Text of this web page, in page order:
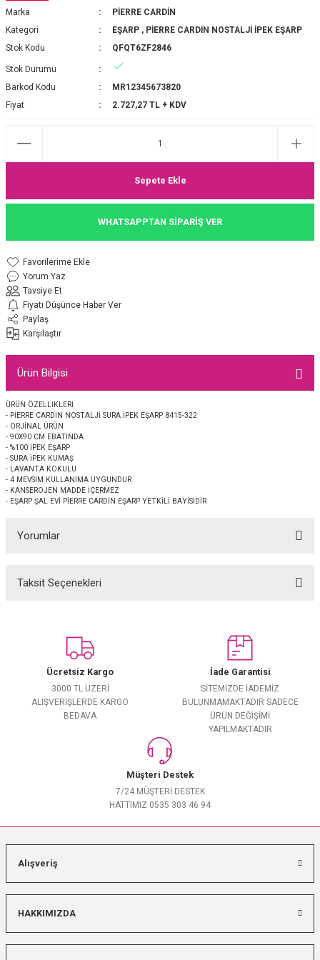
2025-2026 SONBAHAR KIŞ
JAKAR EŞARP
PAMUK EŞARP
İPEK EŞARP
EŞARP 2025-2026 SONBAHAR KIŞ
EŞARP
ŞAL
MEDİNE İPEĞİ ŞAL
ŞAL
JAKAR ŞAL
İpek Koton Şal
ŞAL
ŞAL
Marka
PİERRE CARDİN
Kategori
EŞARP , PİERRE CARDİN NOSTALJİ İPEK EŞARP
Stok Kodu
QFQT6ZF2846
Stok Durumu
Barkod Kodu
MR12345673820
Fiyat
2.727,27 TL + KDV
Sepete Ekle
WHATSAPPTAN SİPARİŞ VER
Yorum Yaz
Tavsiye Et
Fiyatı Düşünce Haber Ver
Paylaş
Karşılaştır
Ürün Bilgisi
ÜRÜN ÖZELLİKLERİ
- PİERRE CARDİN NOSTALJİ SURA İPEK EŞARP 8415-322
- ORJİNAL ÜRÜN
- 90X90 CM EBATINDA
- %100 İPEK EŞARP
- SURA İPEK KUMAŞ
- LAVANTA KOKULU
- 4 MEVSİM KULLANIMA UYGUNDUR
- KANSEROJEN MADDE İÇERMEZ
- EŞARP ŞAL EVİ PİERRE CARDİN EŞARP YETKİLİ BAYİSİDİR
Yorumlar
Taksit Seçenekleri
Ücretsiz Kargo
3000 TL ÜZERİ
ALIŞVERİŞLERDE KARGO
BEDAVA
İade Garantisi
SİTEMİZDE İADEMİZ
BULUNMAMAKTADIR SADECE
ÜRÜN DEĞİŞİMİ
YAPILMAKTADIR
Müşteri Destek
7/24 MÜŞTERİ DESTEK
HATTIMIZ 0535 303 46 94
Alışveriş
HAKKIMIZDA